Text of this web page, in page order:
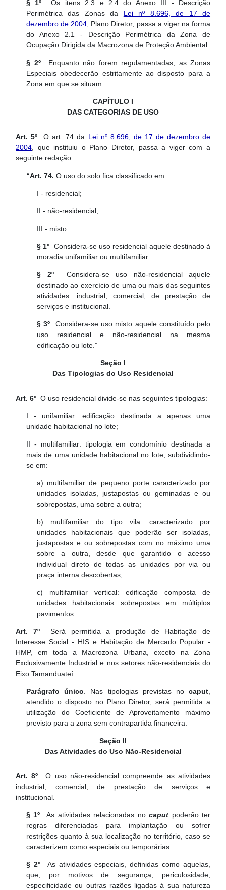
§ 1ºOs itens 2.3 e 2.4 do Anexo III - Descrição
Perimétrica das Zonas da Lei nº 8.696, de 17 de
dezembro de 2004 , Plano Diretor, passa a viger na forma
do Anexo 2.1 - Descrição Perimétrica da Zona de
Ocupação Dirigida da Macrozona de Proteção Ambiental.
§ 2º Enquanto não forem regulamentadas, as Zonas
Especiais obedecerão estritamente ao disposto para a
Zona em que se situam.
CAPÍTULO I
DAS CATEGORIAS DE USO
Art. 5ºO art. 74 da Lei nº 8.696, de 17 de dezembro de
2004 , que instituiu o Plano Diretor, passa a viger com a
seguinte redação:
“Art. 74. O uso do solo fica classificado em:
I - residencial;
II - não-residencial;
III - misto.
§ 1º Considera-se uso residencial aquele destinado à
moradia unifamiliar ou multifamiliar.
§ 2º Considera-se uso não-residencial aquele
destinado ao exercício de uma ou mais das seguintes
atividades: industrial, comercial, de prestação de
serviços e institucional.
§ 3º Considera-se uso misto aquele constituído pelo
uso residencial e não-residencial na mesma
edificação ou lote.”
Seção I
Das Tipologias do Uso Residencial
Art. 6º O uso residencial divide-se nas seguintes tipologias:
I - unifamiliar: edificação destinada a apenas uma
unidade habitacional no lote;
II - multifamiliar: tipologia em condomínio destinada a
mais de uma unidade habitacional no lote, subdividindo-
se em:
a) multifamiliar de pequeno porte caracterizado por
unidades isoladas, justapostas ou geminadas e ou
sobrepostas, uma sobre a outra;
b) multifamiliar do tipo vila: caracterizado por
unidades habitacionais que poderão ser isoladas,
justapostas e ou sobrepostas com no máximo uma
sobre a outra, desde que garantido o acesso
individual direto de todas as unidades por via ou
praça interna descobertas;
c) multifamiliar vertical: edificação composta de
unidades habitacionais sobrepostas em múltiplos
pavimentos.
Art. 7º Será permitida a produção de Habitação de
Interesse Social - HIS e Habitação de Mercado Popular -
HMP, em toda a Macrozona Urbana, exceto na Zona
Exclusivamente Industrial e nos setores não-residenciais do
Eixo Tamanduateí.
Parágrafo único . Nas tipologias previstas nocaput
atendido o disposto no Plano Diretor, será permitida a
utilização do Coeficiente de Aproveitamento máximo
previsto para a zona sem contrapartida financeira.
Seção II
Das Atividades do Uso Não-Residencial
Art. 8ºO uso não-residencial compreende as atividades
industrial, comercial, de prestação de serviços e
institucional.
§ 1ºAs atividades relacionadas nocaput poderão ter
regras diferenciadas para implantação ou sofrer
restrições quanto à sua localização no território, caso se
caracterizem como especiais ou temporárias.
§ 2º As atividades especiais, definidas como aquelas,
que, por motivos de segurança, periculosidade,
especificidade ou outras razões ligadas à sua natureza